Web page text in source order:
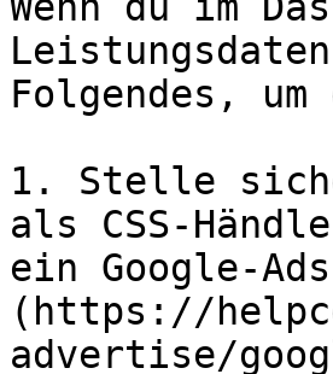
Folgendes,
1. Stelle
als CSS-
ein Google-
(https://
advertise/